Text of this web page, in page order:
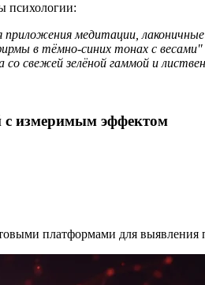
психологии:
приложения медитации,
в тёмно-синих тонах с весами"
со свежей зелёной гаммой и
с измеримым эффектом
платформами для